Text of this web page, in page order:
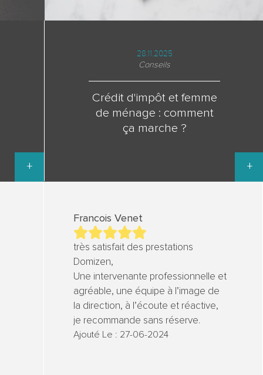
+
28.11.2025
Conseils
Crédit d'impôt et femme
de ménage : comment
ça marche ?
+
Francois Venet
très satisfait des prestations
Domizen,
Une intervenante professionnelle et
agréable, une équipe à l’image de
la direction, à l’écoute et réactive,
je recommande sans réserve.
Ajouté Le : 27-06-2024